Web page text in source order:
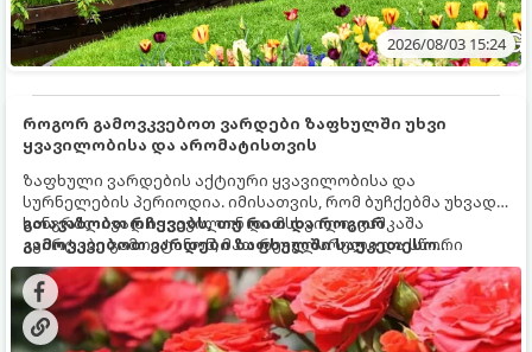
2026/08/03 15:24
როგორ გამოვკვებოთ ვარდები ზაფხულში უხვი
ყვავილობისა და არომატისთვის
ზაფხული ვარდების აქტიური ყვავილობისა და
სურნელების პერიოდია. იმისათვის, რომ ბუჩქებმა უხვად,
ხანგრძლივად იყვავილონ და მსხვილი, კაშკაშა
კვირტები გამოიტანონ, მათ რეგულარული და სწორი
გამოკვება სჭირდებათ. ზაფხულის პერიოდში მცენარის
მოთხოვნილებები იცვლება, ამიტომ მნიშვნელოვანია
ვიცოდეთ, რომელი სასუქები გამოიყენება ამ დროს.
გთავაზობთ რჩევებს, თუ რით და როგორ
გამოვკვებოთ ვარდები ზაფხულში საუკეთესო
შედეგის მისაღწევად: